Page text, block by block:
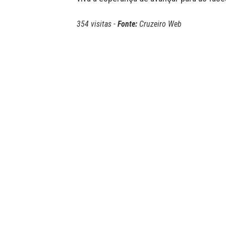
354 visitas - Fonte: Cruzeiro Web